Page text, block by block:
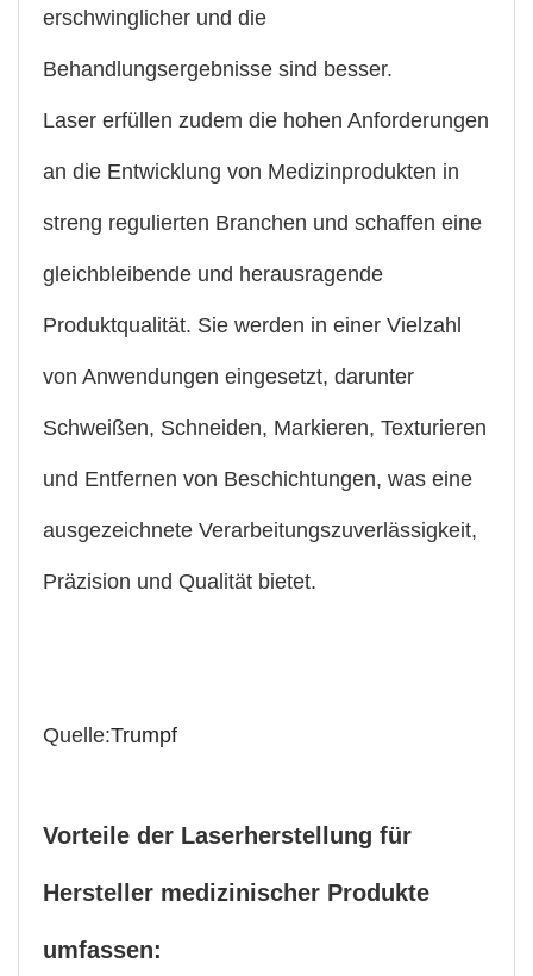
erschwinglicher und die
Behandlungsergebnisse sind besser.
Laser erfüllen zudem die hohen Anforderungen
an die Entwicklung von Medizinprodukten in
streng regulierten Branchen und schaffen eine
gleichbleibende und herausragende
Produktqualität. Sie werden in einer Vielzahl
von Anwendungen eingesetzt, darunter
Schweißen, Schneiden, Markieren, Texturieren
und Entfernen von Beschichtungen, was eine
ausgezeichnete Verarbeitungszuverlässigkeit,
Präzision und Qualität bietet.
Quelle:Trumpf
Vorteile der Laserherstellung für
Hersteller medizinischer Produkte
umfassen: